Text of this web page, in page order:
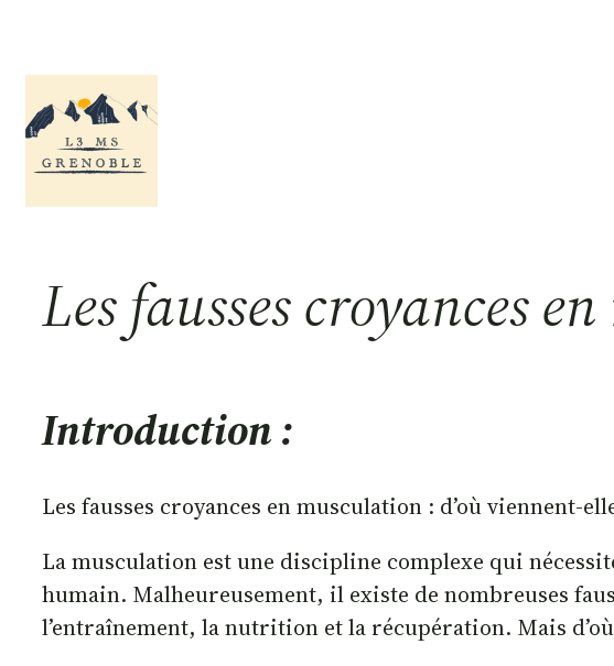
contenu
Les fausses croyances
Introduction :
Les fausses croyances en musculation : d’où viennent-
La musculation est une discipline complexe qui
humain. Malheureusement, il existe de nombreuses
l’entraînement, la nutrition et la récupération. Mais